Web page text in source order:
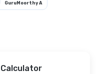
GuruMoorthy A
Calculator